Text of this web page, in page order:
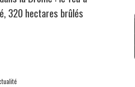
320 hectares brûlés